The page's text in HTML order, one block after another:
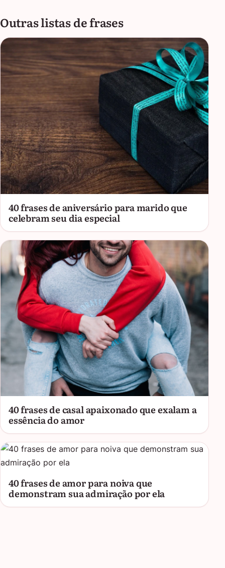
Outras listas de frases
40 frases de aniversário para marido que
celebram seu dia especial
40 frases de casal apaixonado que exalam a
essência do amor
40 frases de amor para noiva que
demonstram sua admiração por ela